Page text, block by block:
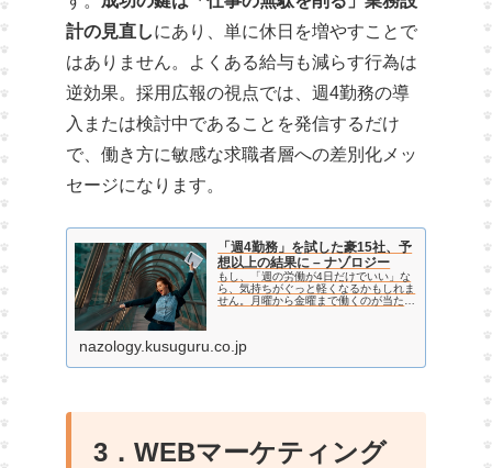
計の見直しにあり、単に休日を増やすことで
はありません。よくある給与も減らす行為は
逆効果。採用広報の視点では、週4勤務の導
入または検討中であることを発信するだけ
で、働き方に敏感な求職者層への差別化メッ
セージになります。
「週4勤務」を試した豪15社、予
想以上の結果に – ナゾロジー
もし、「週の労働が4日だけでいい」な
ら、気持ちがぐっと軽くなるかもしれま
せん。月曜から金曜まで働くのが当たり
想にかなり近い働き方を実…
nazology.kusuguru.co.jp
3．WEBマーケティング